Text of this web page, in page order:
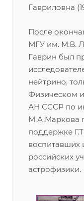
Гавриловна
После
МГУ им. М.В.
Гаврин был
нейтрино,
Физическом
АН СССР по
М.А.Маркова
поддержке
российских
астрофизики.